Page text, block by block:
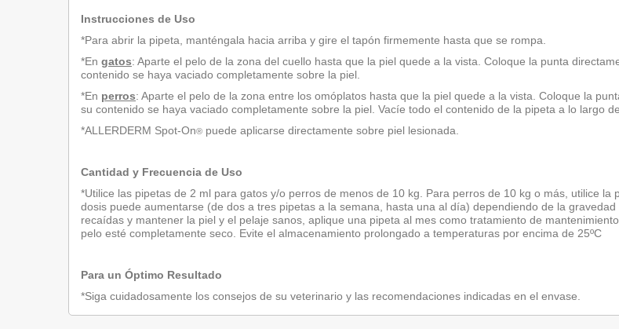
Instrucciones de Uso
*Para abrir la pipeta, manténgala hacia arriba y gire el tapón firmemente hasta que se rompa.
*En gatos: Aparte el pelo de la zona del cuello hasta que la piel quede a la vista. Coloque la punta
contenido se haya vaciado completamente sobre la piel.
*En perros: Aparte el pelo de la zona entre los omóplatos hasta que la piel quede a la vista. Coloque la
su contenido se haya vaciado completamente sobre la piel. Vacíe todo el contenido de la pipeta a lo largo
*ALLERDERM Spot-On® puede aplicarse directamente sobre piel lesionada.
Cantidad y Frecuencia de Uso
*Utilice las pipetas de 2 ml para gatos y/o perros de menos de 10 kg. Para perros de 10 kg o más, utilice
dosis puede aumentarse (de dos a tres pipetas a la semana, hasta una al día) dependiendo de la
recaídas y mantener la piel y el pelaje sanos, aplique una pipeta al mes como tratamiento de
pelo esté completamente seco. Evite el almacenamiento prolongado a temperaturas por encima de 25ºC
Para un Óptimo Resultado
*Siga cuidadosamente los consejos de su veterinario y las recomendaciones indicadas en el envase.